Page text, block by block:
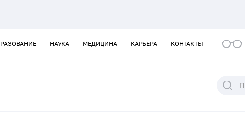
НАУКА МЕДИЦИНА КАРЬЕРА КОНТАКТЫ